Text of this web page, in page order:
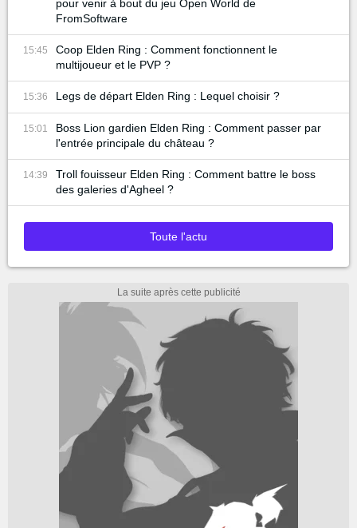
pour venir à bout du jeu Open World de
FromSoftware
15:45
Coop Elden Ring : Comment fonctionnent le
multijoueur et le PVP ?
15:36 Legs de départ Elden Ring : Lequel choisir ?
15:01
Boss Lion gardien Elden Ring : Comment passer par
l'entrée principale du château ?
14:39
Troll fouisseur Elden Ring : Comment battre le boss
des galeries d'Agheel ?
Toute l'actu